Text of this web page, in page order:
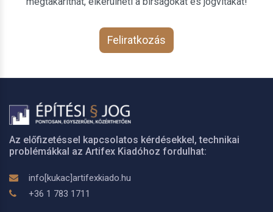
Feliratkozás
Az előfizetéssel kapcsolatos kérdésekkel, technikai
problémákkal az Artifex Kiadóhoz fordulhat:
info[kukac]artifexkiado.hu
+36 1 783 1711